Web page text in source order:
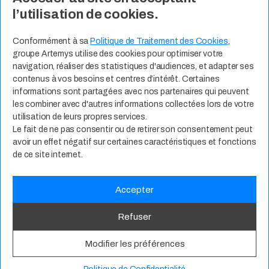
l’utilisation de cookies.
Conformément à sa Politique de Traitement des Cookies,
groupe Artemys utilise des cookies pour optimiser votre
navigation, réaliser des statistiques d'audiences, et adapter ses
contenus à vos besoins et centres d’intérêt. Certaines
informations sont partagées avec nos partenaires qui peuvent
les combiner avec d'autres informations collectées lors de votre
utilisation de leurs propres services.
Le fait de ne pas consentir ou de retirer son consentement peut
avoir un effet négatif sur certaines caractéristiques et fonctions
de ce site internet.
Accepter
Refuser
Modifier les préférences
Contact Expertises Métiers
Espace Talents Offres d’Emploi
Candidature Spontanée
Politique de Confidentialité CGU RSE Mentions Légales